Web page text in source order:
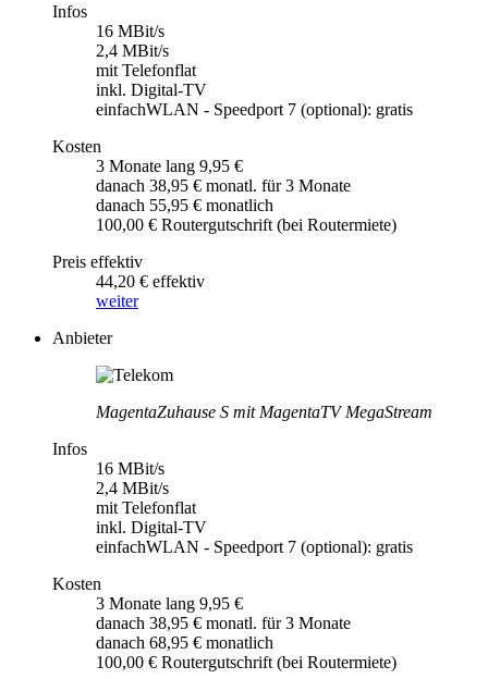
Infos
16 MBit/s
2,4 MBit/s
mit Telefonflat
inkl. Digital-TV
einfachWLAN - Speedport 7 (optional): gratis
Kosten
3 Monate lang 9,95 €
danach 38,95 € monatl. für 3 Monate
danach 55,95 € monatlich
100,00 € Routergutschrift (bei Routermiete)
Preis effektiv
44,20 € effektiv
weiter
Anbieter
MagentaZuhause S mit MagentaTV MegaStream
Infos
16 MBit/s
2,4 MBit/s
mit Telefonflat
inkl. Digital-TV
einfachWLAN - Speedport 7 (optional): gratis
Kosten
3 Monate lang 9,95 €
danach 38,95 € monatl. für 3 Monate
danach 68,95 € monatlich
100,00 € Routergutschrift (bei Routermiete)